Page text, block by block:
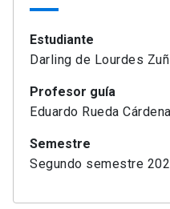
Estudiante
Darling de Lourdes
Profesor guía
Eduardo Rueda
Semestre
Segundo semestre